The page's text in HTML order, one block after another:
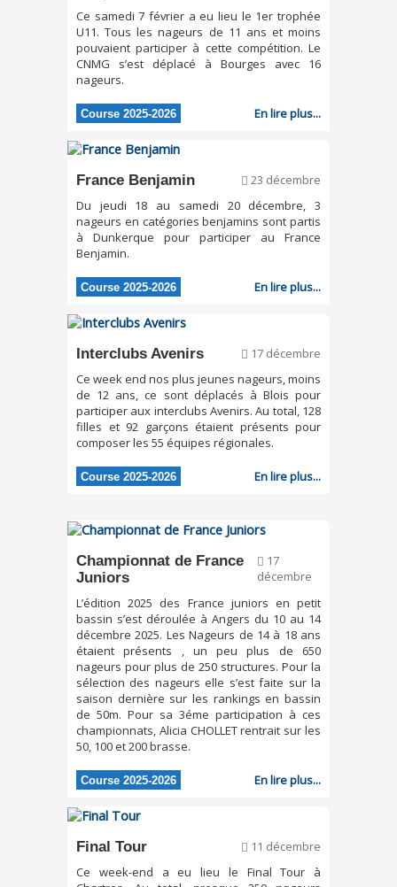
Ce samedi 7 février a eu lieu le 1er trophée
U11. Tous les nageurs de 11 ans et moins
pouvaient participer à cette compétition. Le
CNMG s’est déplacé à Bourges avec 16
nageurs.
Course 2025-2026 En lire plus...
France Benjamin
23 décembre
Du jeudi 18 au samedi 20 décembre, 3
nageurs en catégories benjamins sont partis
à Dunkerque pour participer au France
Benjamin.
Course 2025-2026 En lire plus...
Interclubs Avenirs
17 décembre
Ce week end nos plus jeunes nageurs, moins
de 12 ans, ce sont déplacés à Blois pour
participer aux interclubs Avenirs. Au total, 128
filles et 92 garçons étaient présents pour
composer les 55 équipes régionales.
Course 2025-2026 En lire plus...
Championnat de France
Juniors
17
décembre
L’édition 2025 des France juniors en petit
bassin s’est déroulée à Angers du 10 au 14
décembre 2025. Les Nageurs de 14 à 18 ans
étaient présents , un peu plus de 650
nageurs pour plus de 250 structures. Pour la
sélection des nageurs elle s’est faite sur la
saison dernière sur les rankings en bassin
de 50m. Pour sa 3éme participation à ces
championnats, Alicia CHOLLET rentrait sur les
50, 100 et 200 brasse.
Course 2025-2026 En lire plus...
Final Tour
11 décembre
Ce week-end a eu lieu le Final Tour à